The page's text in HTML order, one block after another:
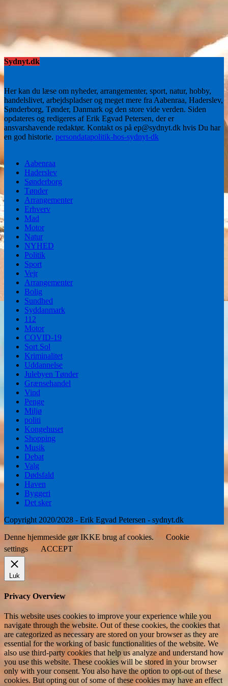
Sydnyt.dk
Her kan du læse om nyheder, arrangementer, sport, natur, hobby,
handelslivet, arbejdspladser og meget mere fra Aabenraa, Haderslev,
Sønderborg, Tønder, Danmark og den store vide verden. Siden
opdateres og redigeres af Erik Egvad Petersen, der er
ansvarshavende redaktør. Kontakt os på ep@sydnyt.dk hvis Du har
en god historie. persondatapolitik-hos-sydnyt-dk
Aabenraa
Haderslev
Sønderborg
Tønder
Arrangementer
Erhverv
Mad
Motor
Natur
NYHED
Politik
Sport
Vejr
Arrangementer
Bolig
Sundhed
Syddanmark
112
Motor
COVID-19
Sort Sol
Kriminalitet
Uddannelse
Julebyen Tønder
Grænsehandel
Vind
Penge
Miljø
politi
Kongehuset
Shopping
Musik
Debat
Valg
Dødsfald
Haven
Byggeri
Det sker
Copyright 2020/2028 - Erik Egvad Petersen - sydnyt.dk
Denne hjemmeside gør IKKE brug af cookies.
Cookie
settings
ACCEPT
Luk
Privacy Overview
This website uses cookies to improve your experience while you
navigate through the website. Out of these cookies, the cookies that
are categorized as necessary are stored on your browser as they are
essential for the working of basic functionalities of the website. We
also use third-party cookies that help us analyze and understand how
you use this website. These cookies will be stored in your browser
only with your consent. You also have the option to opt-out of these
cookies. But opting out of some of these cookies may have an effect